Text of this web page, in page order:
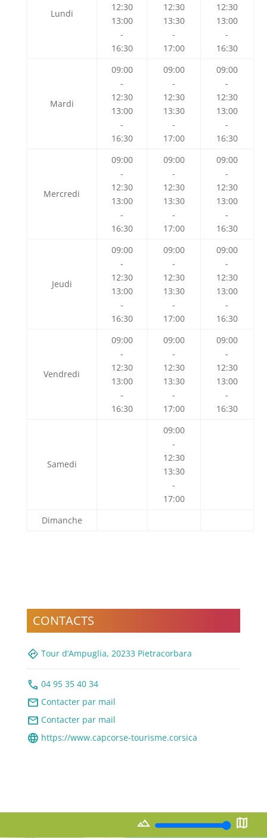
Lundi
12:30
13:00
-
16:30
12:30
13:30
-
17:00
12:30
13:00
-
16:30
Mardi
09:00
-
12:30
13:00
-
16:30
09:00
-
12:30
13:30
-
17:00
09:00
-
12:30
13:00
-
16:30
Mercredi
09:00
-
12:30
13:00
-
16:30
09:00
-
12:30
13:30
-
17:00
09:00
-
12:30
13:00
-
16:30
Jeudi
09:00
-
12:30
13:00
-
16:30
09:00
-
12:30
13:30
-
17:00
09:00
-
12:30
13:00
-
16:30
Vendredi
09:00
-
12:30
13:00
-
16:30
09:00
-
12:30
13:30
-
17:00
09:00
-
12:30
13:00
-
16:30
Samedi
09:00
-
12:30
13:30
-
17:00
Dimanche
CONTACTS
directions Tour d‘Ampuglia, 20233 Pietracorbara
call 04 95 35 40 34
mail Contacter par mail
mail Contacter par mail
language https://www.capcorse-tourisme.corsica
landscape map